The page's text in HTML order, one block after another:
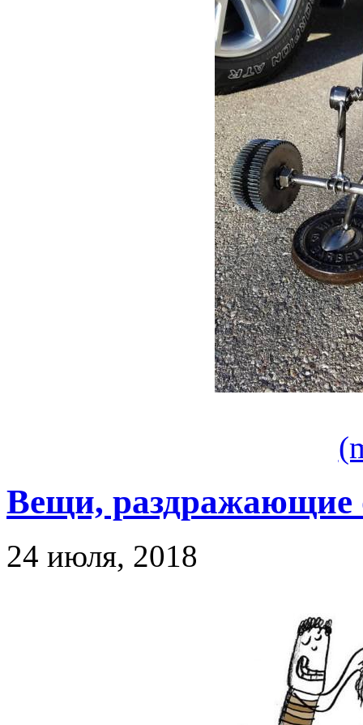
Вещи,
24 июля, 2018